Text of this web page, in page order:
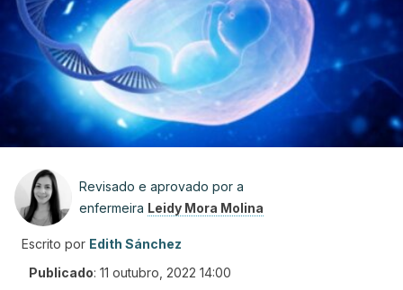
Revisado e aprovado por a
enfermeira Leidy Mora Molina
Escrito por Edith Sánchez
Publicado: 11 outubro, 2022 14:00